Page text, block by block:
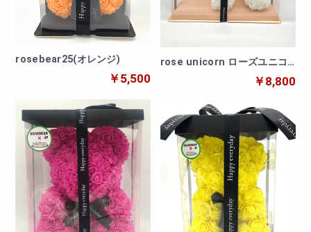
rosebear25(オレンジ)
￥5,500
rose unicorn ローズユニコ
￥8,800